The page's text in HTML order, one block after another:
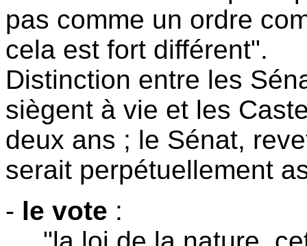
pas comme un ordre
cela est fort différent".
Distinction entre les
siègent à vie et les
deux ans ; le Sénat,
serait perpétuellement
- le vote :